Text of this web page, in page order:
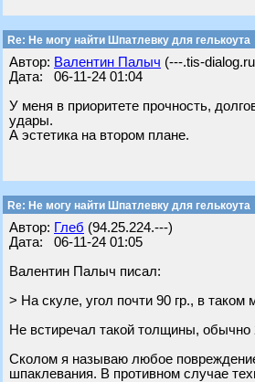
Re: Не могу найти Шпатлевку для гелькоута
Автор: Валентин Палыч (---.tis-
Дата: 06-11-24 01:04
У меня в приоритете прочность,
удары.
А эстетика на втором плане.
Re: Не могу найти Шпатлевку для гелькоута
Автор: Глеб (94.25.224.---)
Дата: 06-11-24 01:05
Валентин Палыч писал:
> На скуле, угол почти 90 гр., в таком
Не встиречал такой толщины,
Сколом я называю любое
шпаклевания. В противном случае